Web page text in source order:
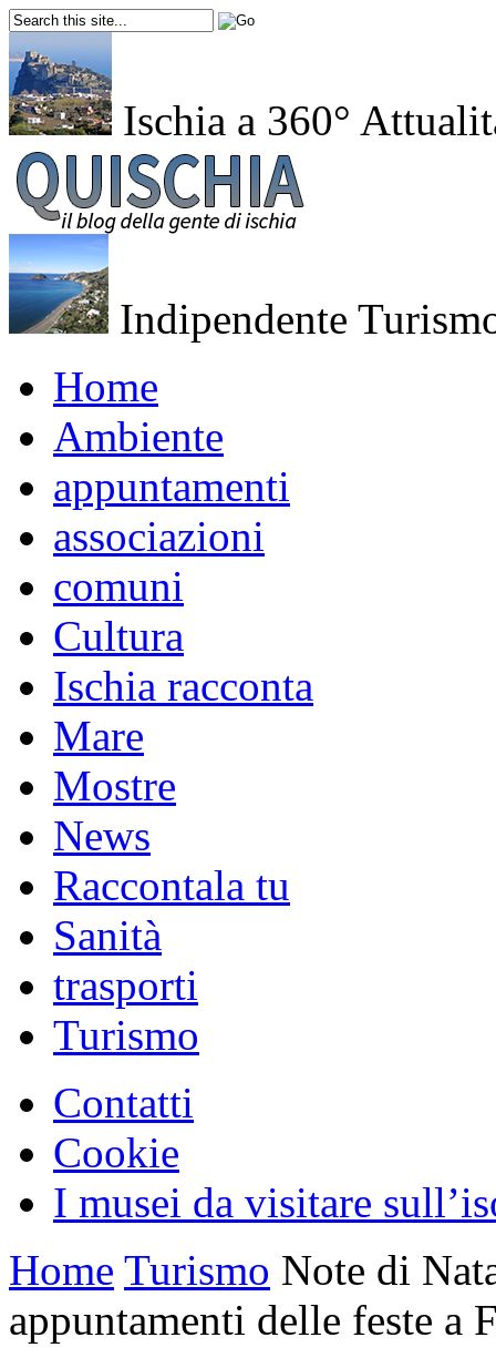
Ischia a 360°
Indipendente
Home
Ambiente
appuntamenti
associazioni
comuni
Cultura
Ischia racconta
Mare
Mostre
News
Raccontala tu
Sanità
trasporti
Turismo
Contatti
Cookie
I musei da visitare
Home Turismo Note di
appuntamenti delle feste a